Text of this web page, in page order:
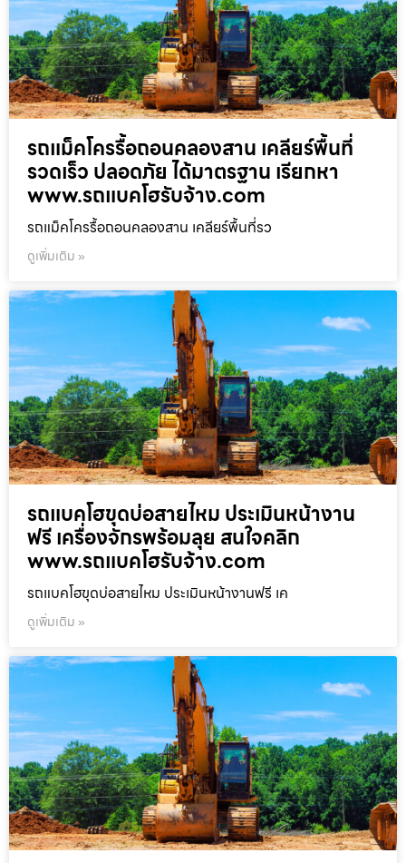
รถแม็คโครรื้อถอนคลองสาน เคลียร์พื้นที่
รวดเร็ว ปลอดภัย ได้มาตรฐาน เรียกหา
www.รถแบคโฮรับจ้าง.com
รถแม็คโครรื้อถอนคลองสาน เคลียร์พื้นที่รว
ดูเพิ่มเติม »
รถแบคโฮขุดบ่อสายไหม ประเมินหน้างาน
ฟรี เครื่องจักรพร้อมลุย สนใจคลิก
www.รถแบคโฮรับจ้าง.com
รถแบคโฮขุดบ่อสายไหม ประเมินหน้างานฟรี เค
ดูเพิ่มเติม »